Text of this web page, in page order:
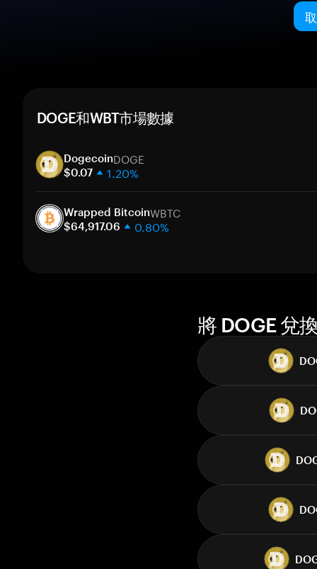
DOGE和WBT市場數據
DogecoinDOGE
$0.07 1.20%
30 天
市值
Wrapped BitcoinWBTC
$64,917.06 0.80%
將 DOGE 兌